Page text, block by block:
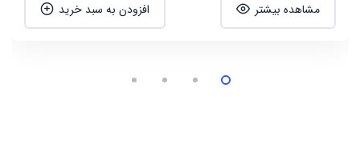
مشاهده بیشتر افزودن به سبد خرید